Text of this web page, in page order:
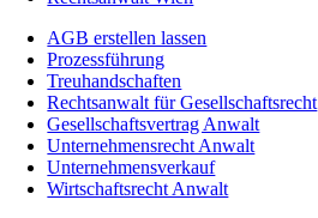
AGB erstellen lassen
Prozessführung
Treuhandschaften
Rechtsanwalt für Gesellschaftsrecht
Gesellschaftsvertrag Anwalt
Unternehmensrecht Anwalt
Unternehmensverkauf
Wirtschaftsrecht Anwalt